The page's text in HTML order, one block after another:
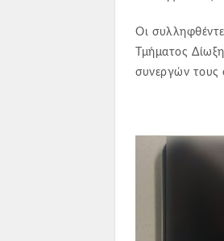
Οι
Τμήματος
συνεργών τους